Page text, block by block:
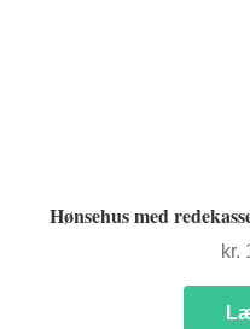
Hønsehus med
kr.